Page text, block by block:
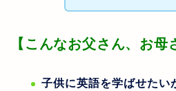
【こんなお父さん、お母
子供に英語を学ばせたい